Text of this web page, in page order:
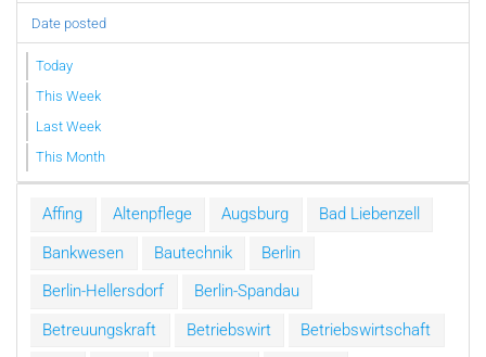
Date posted
Today
This Week
Last Week
This Month
Affing Altenpflege Augsburg
Bad Liebenzell
Bankwesen
Bautechnik
Berlin
Berlin-Hellersdorf
Berlin-Spandau
Betreuungskraft
Betriebswirt
Betriebswirtschaft